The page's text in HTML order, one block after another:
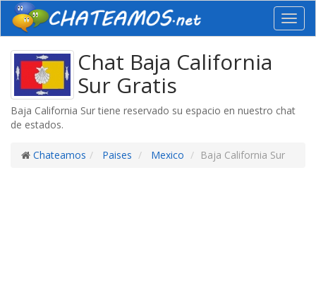
Chat Baja California
Sur Gratis
Baja California Sur tiene reservado su espacio en nuestro chat
de estados.
Chateamos Paises Mexico Baja California Sur